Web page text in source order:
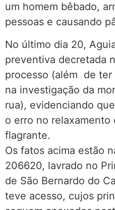
um homem bêbado,
pessoas e causando
No último dia 20,
preventiva decretada
processo (além de ter
na investigação da
rua), evidenciando
o erro no relaxamento
flagrante.
Os fatos acima estão
206620, lavrado no
de São Bernardo do
teve acesso, cujos